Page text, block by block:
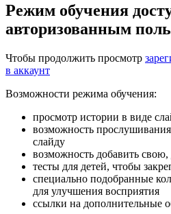
Режим обучения
авторизованным
Чтобы продолжить просмотр
в аккаунт
Возможности режима обучения:
просмотр истории в виде
возможность
слайду
возможность добавить свою,
тесты для детей, чтобы
специально подобранные
для улучшения восприятия
ссылки на дополнительные